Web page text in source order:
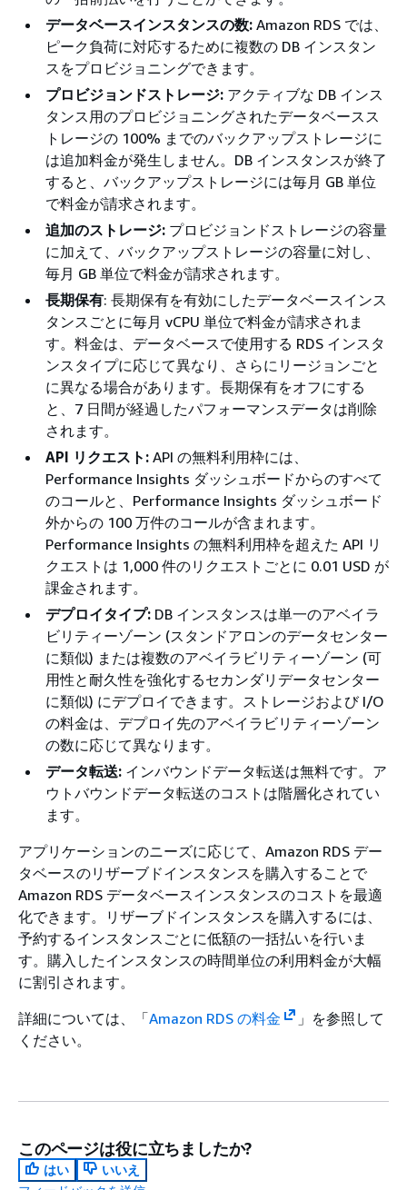
データベースインスタンスの数: Amazon RDS では、
ピーク負荷に対応するために複数の DB インスタン
スをプロビジョニングできます。
プロビジョンドストレージ: アクティブな DB インス
タンス用のプロビジョニングされたデータベースス
トレージの 100% までのバックアップストレージに
は追加料金が発生しません。DB インスタンスが終了
すると、バックアップストレージには毎月 GB 単位
で料金が請求されます。
追加のストレージ: プロビジョンドストレージの容量
に加えて、バックアップストレージの容量に対し、
毎月 GB 単位で料金が請求されます。
長期保有: 長期保有を有効にしたデータベースインス
タンスごとに毎月 vCPU 単位で料金が請求されま
す。料金は、データベースで使用する RDS インスタ
ンスタイプに応じて異なり、さらにリージョンごと
に異なる場合があります。長期保有をオフにする
と、7 日間が経過したパフォーマンスデータは削除
されます。
API リクエスト: API の無料利用枠には、
Performance Insights ダッシュボードからのすべて
のコールと、Performance Insights ダッシュボード
外からの 100 万件のコールが含まれます。
Performance Insights の無料利用枠を超えた API リ
クエストは 1,000 件のリクエストごとに 0.01 USD が
課金されます。
デプロイタイプ: DB インスタンスは単一のアベイラ
ビリティーゾーン (スタンドアロンのデータセンター
に類似) または複数のアベイラビリティーゾーン (可
用性と耐久性を強化するセカンダリデータセンター
に類似) にデプロイできます。ストレージおよび I/O
の料金は、デプロイ先のアベイラビリティーゾーン
の数に応じて異なります。
データ転送: インバウンドデータ転送は無料です。ア
ウトバウンドデータ転送のコストは階層化されてい
ます。
アプリケーションのニーズに応じて、Amazon RDS デー
タベースのリザーブドインスタンスを購入することで
Amazon RDS データベースインスタンスのコストを最適
化できます。リザーブドインスタンスを購入するには、
予約するインスタンスごとに低額の一括払いを行いま
す。購入したインスタンスの時間単位の利用料金が大幅
に割引されます。
詳細については、「Amazon RDS の料金
」を参照して
ください。
このページは役に立ちましたか?
はい
いいえ